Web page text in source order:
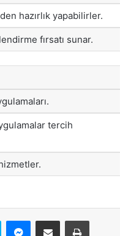
hazırlık yapabilirler.
fırsatı sunar.
tercih
Skype Messenger
E-Posta ile paylaş Yazdır